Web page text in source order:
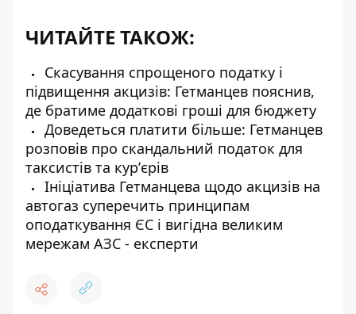
ЧИТАЙТЕ ТАКОЖ:
Скасування спрощеного податку і
підвищення акцизів: Гетманцев пояснив,
де братиме додаткові гроші для бюджету
Доведеться платити більше: Гетманцев
розповів про скандальний податок для
таксистів та курʼєрів
Ініціатива Гетманцева щодо акцизів на
автогаз суперечить принципам
оподаткування ЄС і вигідна великим
мережам АЗС - експерти